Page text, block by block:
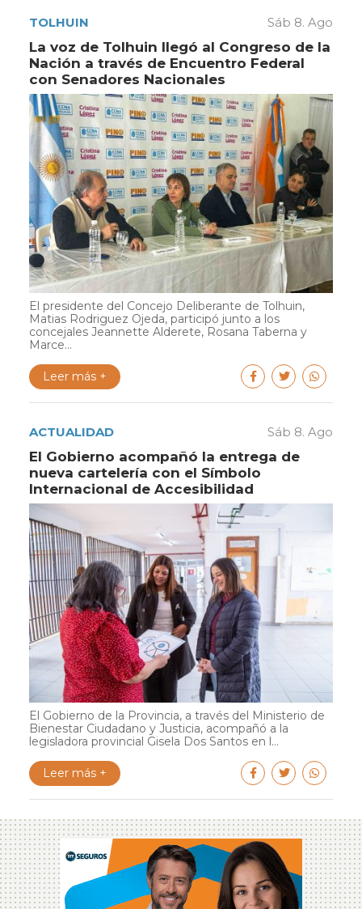
TOLHUIN Sáb 8. Ago
La voz de Tolhuin llegó al Congreso de la
Nación a través de Encuentro Federal
con Senadores Nacionales
El presidente del Concejo Deliberante de Tolhuin,
Matias Rodriguez Ojeda, participó junto a los
concejales Jeannette Alderete, Rosana Taberna y
Marce...
Leer más +
ACTUALIDAD Sáb 8. Ago
El Gobierno acompañó la entrega de
nueva cartelería con el Símbolo
Internacional de Accesibilidad
El Gobierno de la Provincia, a través del Ministerio de
Bienestar Ciudadano y Justicia, acompañó a la
legisladora provincial Gisela Dos Santos en l...
Leer más +